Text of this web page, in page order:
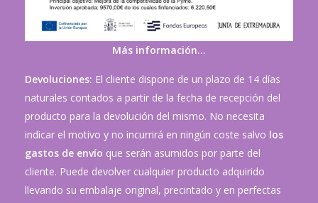
Más información…
Devoluciones: El cliente dispone de un plazo de 14 días
naturales contados a partir de la fecha de recepción del
producto para la devolución del mismo. No necesita
indicar el motivo y no incurrirá en ningún coste salvo los
gastos de envío que serán asumidos por parte del
cliente. Puede devolver cualquier producto adquirido
llevando su embalaje original, precintado y en perfectas